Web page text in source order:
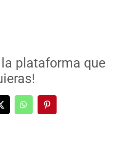
la plataforma que
X WhatsAppPinterest